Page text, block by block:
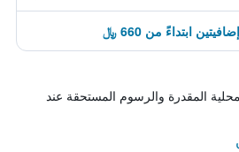
المقدرة والرسوم المستحقة عند